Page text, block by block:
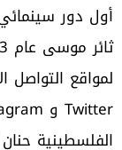
أول دور